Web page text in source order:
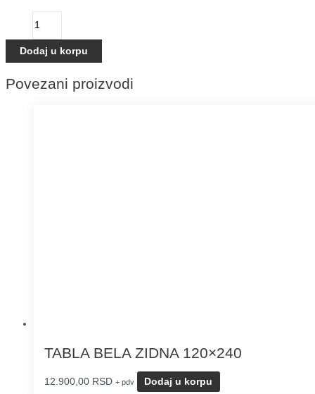
Dodaj u korpu
Povezani proizvodi
TABLA BELA ZIDNA 120×240
12.900,00 RSD + pdv Dodaj u korpu